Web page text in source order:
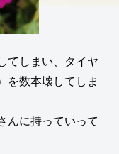
てしまい、タイヤ
を数本壊してしま
んに持っていって